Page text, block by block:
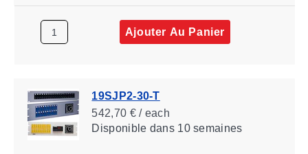
Ajouter Au Panier
19SJP2-30-T
542,70 € / each
Disponibledans 10 semaines